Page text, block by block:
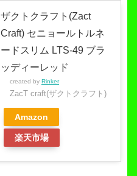
ザクトクラフト(Zact
Craft) セニョールトルネ
ードスリム LTS-49 ブラ
ッディーレッド
created by Rinker
ZacT craft(ザクトクラフト)
Amazon
楽天市場